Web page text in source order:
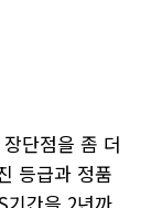
단점을 좀 더
등급과 정품